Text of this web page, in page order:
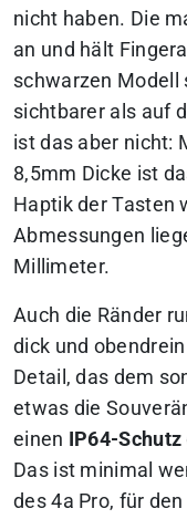
nicht haben. Die
an und hält
schwarzen Modell
sichtbarer als auf
ist das aber nicht:
8,5mm Dicke ist
Haptik der Tasten
Abmessungen
Millimeter.
Auch die Ränder
dick und
Detail, das dem
etwas die
einen IP64-Schutz
Das ist minimal
des 4a Pro, für